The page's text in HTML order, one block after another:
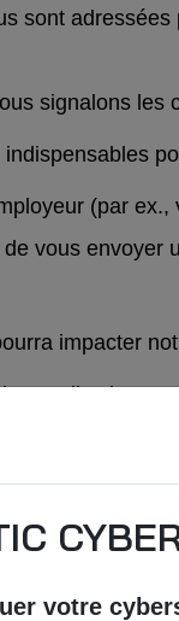
votre
sont
signalons les
(par
vous envoyer
impacter
explications
qui lie